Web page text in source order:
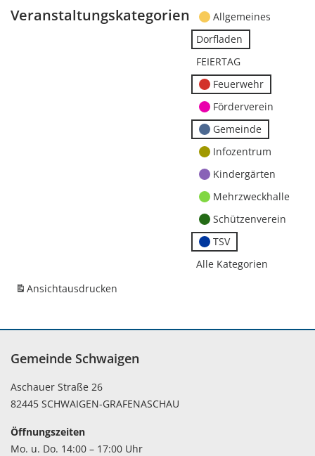
Veranstaltungskategorien
Allgemeines
Dorfladen
FEIERTAG
Feuerwehr
Förderverein
Gemeinde
Infozentrum
Kindergärten
Mehrzweckhalle
Schützenverein
TSV
Alle Kategorien
Ansichtausdrucken
Gemeinde Schwaigen
Aschauer Straße 26
82445 SCHWAIGEN-GRAFENASCHAU
Öffnungszeiten
Mo. u. Do. 14:00 – 17:00 Uhr